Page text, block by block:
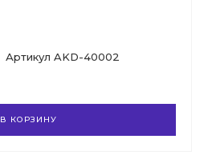
Артикул AKD-40002
В КОРЗИНУ